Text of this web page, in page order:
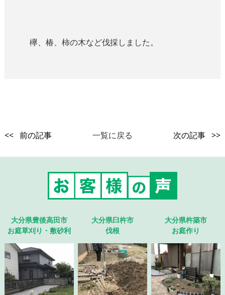
欅、椿、柿の木など伐採しました。
<< 前の記事 一覧に戻る 次の記事 >>
大分県豊後高田市
お庭草刈り・敷砂利
大分県臼杵市
伐根
大分県杵築市
お庭作り